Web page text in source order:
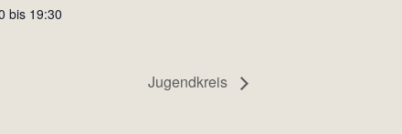
bis 19:30
Jugendkreis